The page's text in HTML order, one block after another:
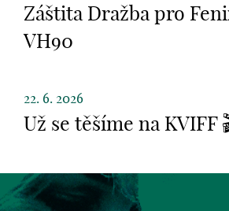
Záštita Dražba pro
VH90
22. 6. 2026
Už se těšíme na KVIFF